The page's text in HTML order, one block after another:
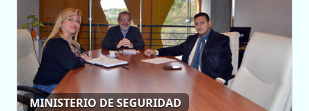
MINISTERIO DE SEGURIDAD